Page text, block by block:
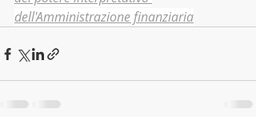
dell'Amministrazione finanziaria